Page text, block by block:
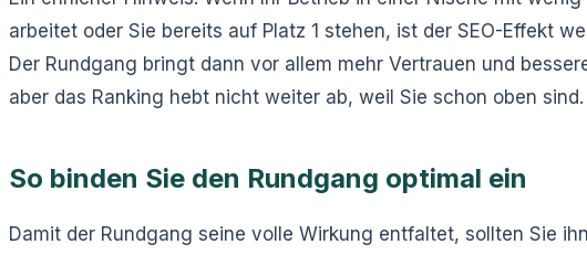
arbeitet oder Sie bereits auf Platz 1 stehen, ist der SEO-Effekt
Der Rundgang bringt dann vor allem mehr Vertrauen und
aber das Ranking hebt nicht weiter ab, weil Sie schon oben sind.
So binden Sie den Rundgang optimal ein
Damit der Rundgang seine volle Wirkung entfaltet, sollten Sie